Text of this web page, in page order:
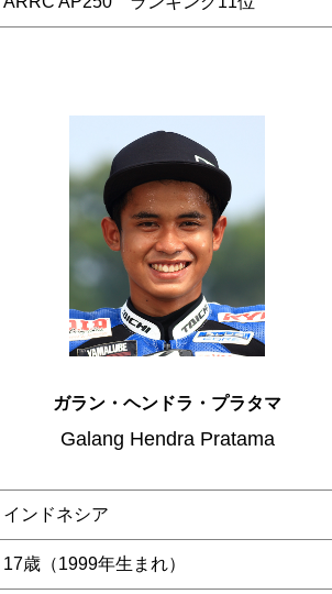
ガラン・ヘンドラ・プラタマ
Galang Hendra Pratama
インドネシア
17歳（1999年生まれ）